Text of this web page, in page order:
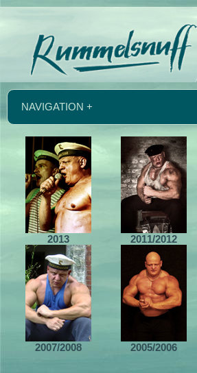
NAVIGATION +
2013 2011/2012
2007/2008 2005/2006